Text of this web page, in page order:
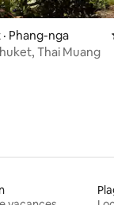
5, 16
Phang-nga
Thai Muang